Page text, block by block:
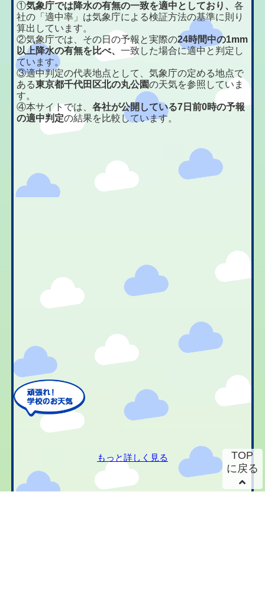
①気象庁では降水の有無の一致を適中としており、各
社の「適中率」は気象庁による検証方法の基準に則り
算出しています。
②気象庁では、その日の予報と実際の24時間中の1mm
以上降水の有無を比べ、一致した場合に適中と判定し
ています。
③適中判定の代表地点として、気象庁の定める地点で
ある東京都千代田区北の丸公園の天気を参照していま
す。
④本サイトでは、各社が公開している7日前0時の予報
の適中判定の結果を比較しています。
もっと詳しく見る
TOP
に戻る